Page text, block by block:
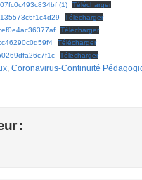
(1)
Télécharger
Télécharger
Télécharger
Télécharger
Télécharger
, Coronavirus-Continuité
: